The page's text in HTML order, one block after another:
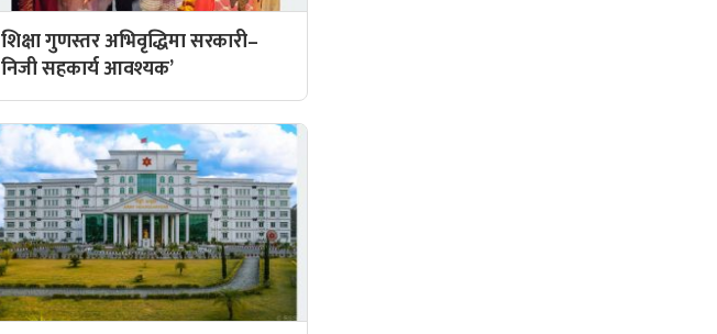
शिक्षा गुणस्तर अभिवृद्धिमा सरकारी–
निजी सहकार्य आवश्यक’